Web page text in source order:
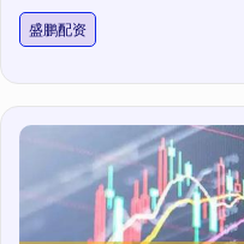
盛鹏配资